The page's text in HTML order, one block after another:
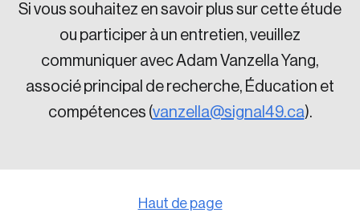
Si vous souhaitez en savoir plus sur cette étude
ou participer à un entretien, veuillez
communiquer avec Adam Vanzella Yang,
associé principal de recherche, Éducation et
compétences (vanzella@signal49.ca).
Haut de page